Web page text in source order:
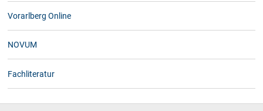
Vorarlberg Online
NOVUM
Fachliteratur